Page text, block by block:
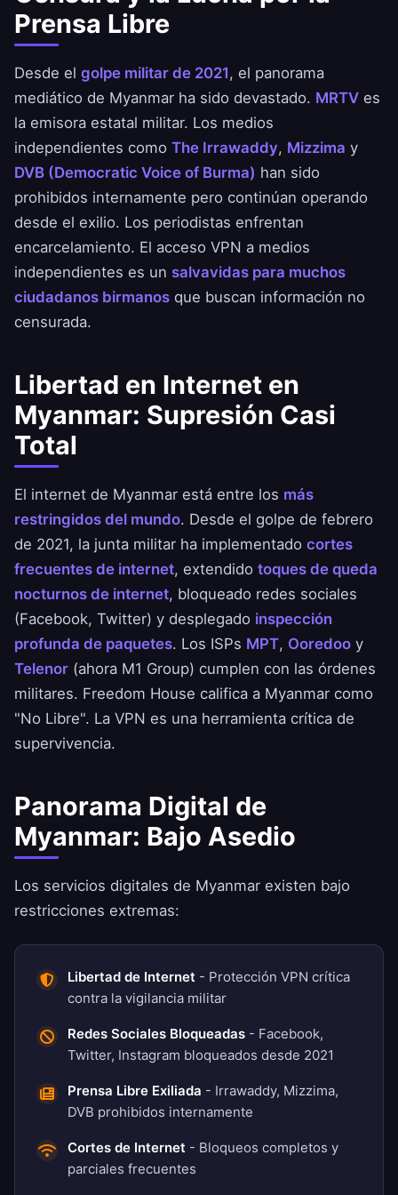
Prensa Libre
Desde el golpe militar de 2021, el panorama
mediático de Myanmar ha sido devastado. MRTV es
la emisora estatal militar. Los medios
independientes como The Irrawaddy, Mizzima y
DVB (Democratic Voice of Burma) han sido
prohibidos internamente pero continúan operando
desde el exilio. Los periodistas enfrentan
encarcelamiento. El acceso VPN a medios
independientes es un salvavidas para muchos
ciudadanos birmanos que buscan información no
censurada.
Libertad en Internet en
Myanmar: Supresión Casi
Total
El internet de Myanmar está entre los más
restringidos del mundo. Desde el golpe de febrero
de 2021, la junta militar ha implementado cortes
frecuentes de internet, extendido toques de queda
nocturnos de internet, bloqueado redes sociales
(Facebook, Twitter) y desplegado inspección
profunda de paquetes. Los ISPs MPT, Ooredoo y
Telenor (ahora M1 Group) cumplen con las órdenes
militares. Freedom House califica a Myanmar como
"No Libre". La VPN es una herramienta crítica de
supervivencia.
Panorama Digital de
Myanmar: Bajo Asedio
Los servicios digitales de Myanmar existen bajo
restricciones extremas:
Libertad de Internet - Protección VPN crítica
contra la vigilancia militar
Redes Sociales Bloqueadas - Facebook,
Twitter, Instagram bloqueados desde 2021
Prensa Libre Exiliada - Irrawaddy, Mizzima,
DVB prohibidos internamente
Cortes de Internet - Bloqueos completos y
parciales frecuentes